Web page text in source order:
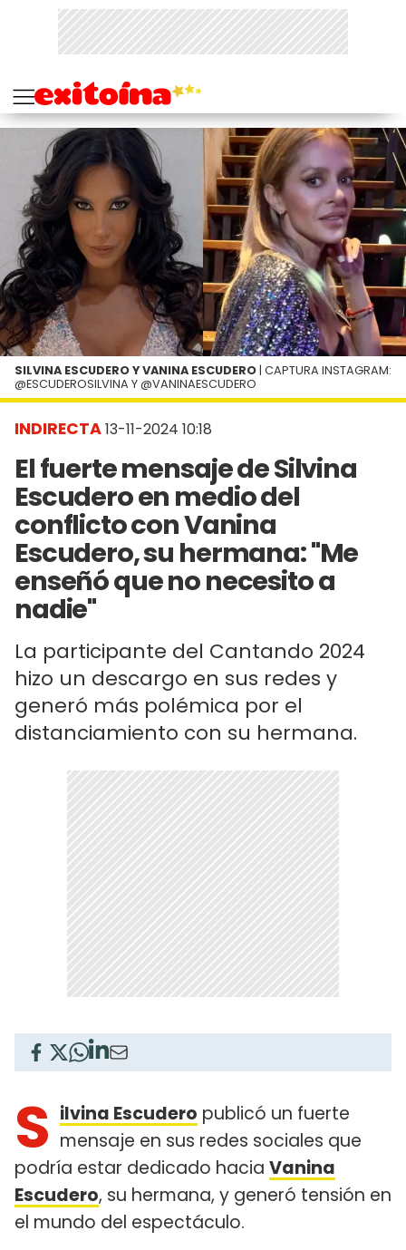
INDIRECTA13-11-2024 10:18
El fuerte mensaje de Silvina
Escudero en medio del
conflicto con Vanina
Escudero, su hermana: "Me
enseñó que no necesito a
nadie"
La participante del Cantando 2024
hizo un descargo en sus redes y
generó más polémica por el
distanciamiento con su hermana.
SILVINA ESCUDERO Y VANINA ESCUDERO | CAPTURA INSTAGRAM:
@ESCUDEROSILVINA Y @VANINAESCUDERO
S ilvina Escudero publicó un fuerte
mensaje en sus redes sociales que
podría estar dedicado hacia Vanina
Escudero, su hermana, y generó tensión en
el mundo del espectáculo.